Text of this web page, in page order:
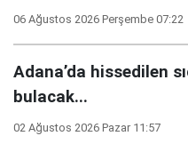
06 Ağustos 2026 Perşembe 07:22
Adana’da hissedilen
bulacak...
02 Ağustos 2026 Pazar 11:57